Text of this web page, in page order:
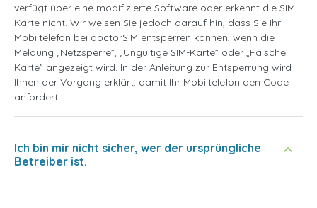
verfügt über eine modifizierte Software oder erkennt die SIM-
Karte nicht. Wir weisen Sie jedoch darauf hin, dass Sie Ihr
Mobiltelefon bei doctorSIM entsperren können, wenn die
Meldung „Netzsperre”, „Ungültige SIM-Karte” oder „Falsche
Karte” angezeigt wird. In der Anleitung zur Entsperrung wird
Ihnen der Vorgang erklärt, damit Ihr Mobiltelefon den Code
anfordert.
Ich bin mir nicht sicher, wer der ursprüngliche
Betreiber ist.